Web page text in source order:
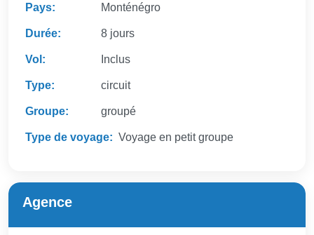
Pays: Monténégro
Durée: 8 jours
Vol: Inclus
Type: circuit
Groupe: groupé
Type de voyage: Voyage en petit groupe
Agence